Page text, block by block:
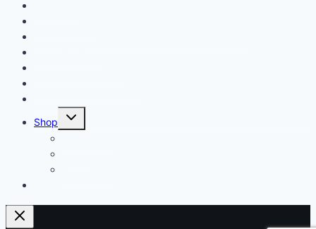
Shop
Untermenü
umschalten